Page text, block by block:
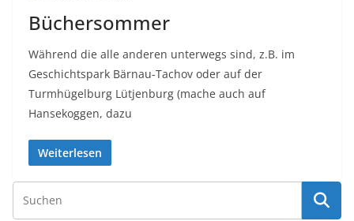
Büchersommer
Während die alle anderen unterwegs sind, z.B. im
Geschichtspark Bärnau-Tachov oder auf der
Turmhügelburg Lütjenburg (mache auch auf
Hansekoggen, dazu
Weiterlesen